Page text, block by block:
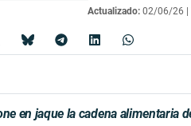
Actualizado: 02/06/26 |
en jaque la cadena alimentaria